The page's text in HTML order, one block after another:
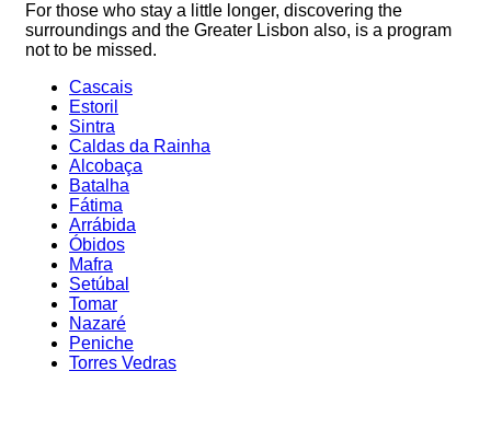
For those who stay a little longer, discovering the
surroundings and the Greater Lisbon also, is a program
not to be missed.
Cascais
Estoril
Sintra
Caldas da Rainha
Alcobaça
Batalha
Fátima
Arrábida
Óbidos
Mafra
Setúbal
Tomar
Nazaré
Peniche
Torres Vedras